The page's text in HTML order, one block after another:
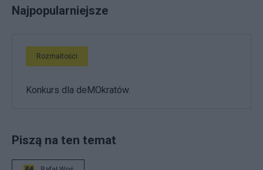
Najpopularniejsze
Rozmaitości
Konkurs dla deMOkratów.
Piszą na ten temat